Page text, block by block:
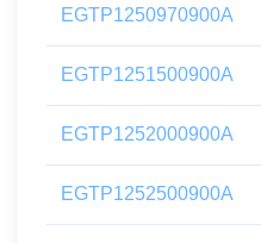
EGTP1250970900A
EGTP1251500900A
EGTP1252000900A
EGTP1252500900A